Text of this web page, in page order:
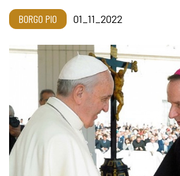
BORGO PIO 01_11_2022